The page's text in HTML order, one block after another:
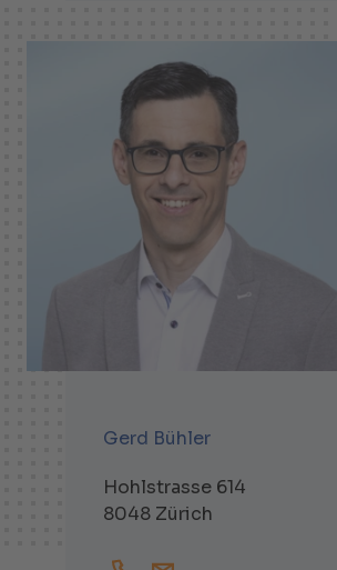
Gerd Bühler
Hohlstrasse 614
8048 Zürich